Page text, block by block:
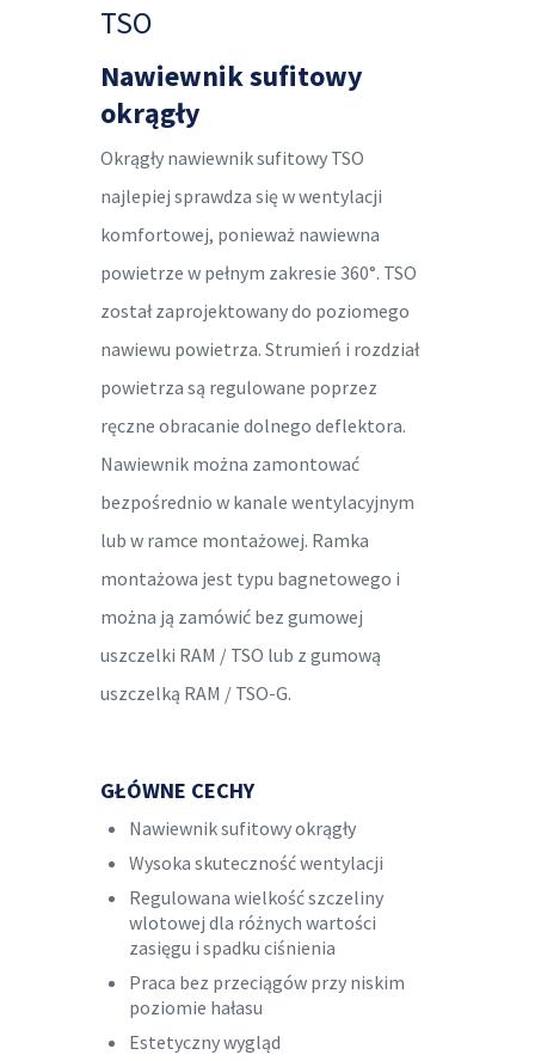
TSO
Nawiewnik sufitowy
okrągły
Okrągły nawiewnik sufitowy TSO
najlepiej sprawdza się w wentylacji
komfortowej, ponieważ nawiewna
powietrze w pełnym zakresie 360°. TSO
został zaprojektowany do poziomego
nawiewu powietrza. Strumień i rozdział
powietrza są regulowane poprzez
ręczne obracanie dolnego deflektora.
Nawiewnik można zamontować
bezpośrednio w kanale wentylacyjnym
lub w ramce montażowej. Ramka
montażowa jest typu bagnetowego i
można ją zamówić bez gumowej
uszczelki RAM / TSO lub z gumową
uszczelką RAM / TSO-G.
GŁÓWNE CECHY
Nawiewnik sufitowy okrągły
Wysoka skuteczność wentylacji
Regulowana wielkość szczeliny
wlotowej dla różnych wartości
zasięgu i spadku ciśnienia
Praca bez przeciągów przy niskim
poziomie hałasu
Estetyczny wygląd